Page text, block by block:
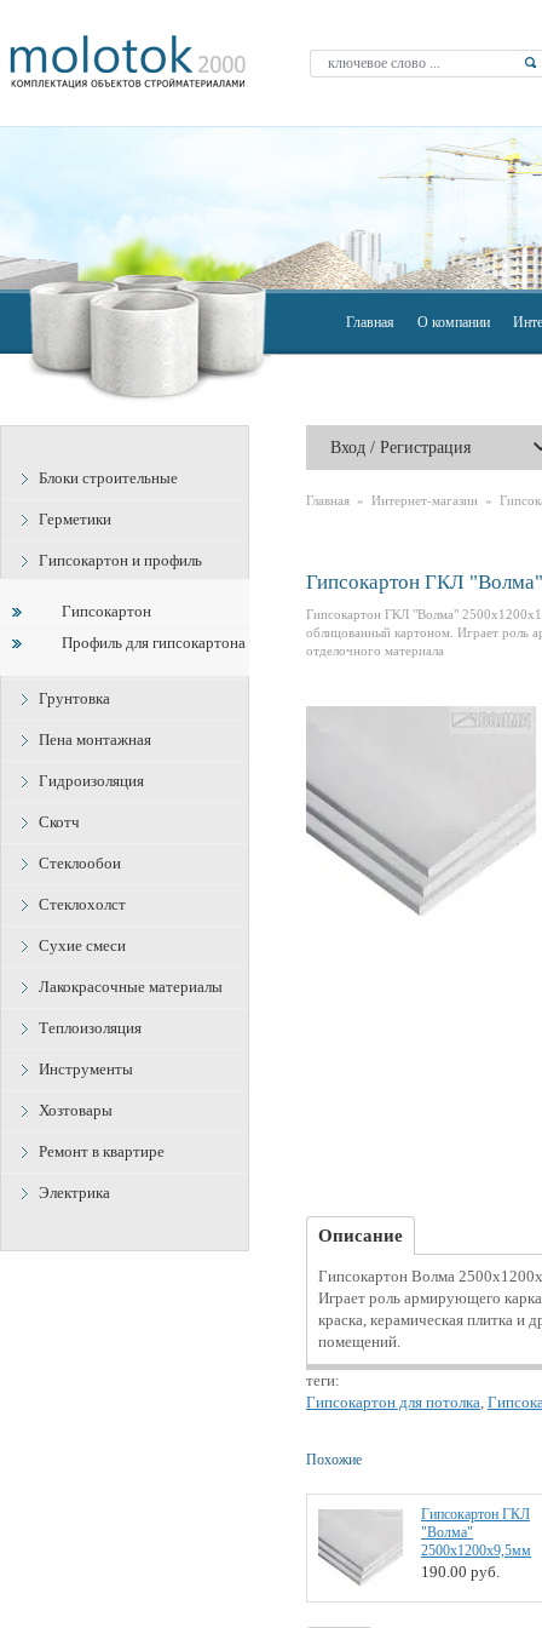
Главная О компании
Блоки строительные
Герметики
Гипсокартон и профиль
Гипсокартон
Профиль для гипсокартона
Грунтовка
Пена монтажная
Гидроизоляция
Скотч
Стеклообои
Стеклохолст
Сухие смеси
Лакокрасочные материалы
Теплоизоляция
Инструменты
Хозтовары
Ремонт в квартире
Электрика
Вход / Регистрация
Главная » Интернет-магазин »
Гипсокартон ГКЛ
Гипсокартон ГКЛ "Волма"
облицованный картоном. Играет роль
отделочного материала
Описание
Гипсокартон Волма
Играет роль армирующего
краска, керамическая плитка и
помещений.
теги:
Гипсокартон для потолка,
Похожие
Гипсокартон ГКЛ
"Волма"
2500x1200x9,5мм
190.00 руб.